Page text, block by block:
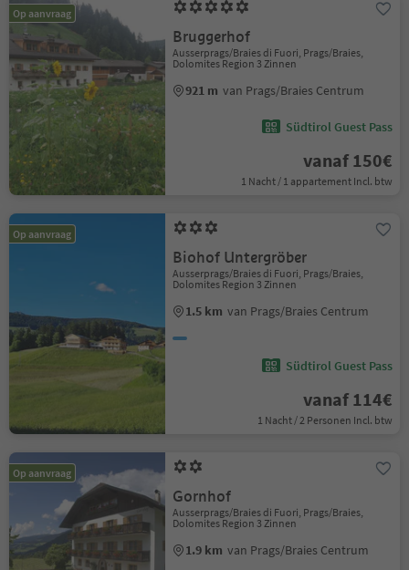
Op aanvraag
Bruggerhof
Ausserprags/Braies di Fuori, Prags/Braies,
Dolomites Region 3 Zinnen
921 m van Prags/Braies Centrum
Südtirol Guest Pass
vanaf 150€
1 Nacht / 1 appartement Incl. btw
Op aanvraag
Biohof Untergröber
Ausserprags/Braies di Fuori, Prags/Braies,
Dolomites Region 3 Zinnen
1.5 km van Prags/Braies Centrum
Südtirol Guest Pass
vanaf 114€
1 Nacht / 2 Personen Incl. btw
Op aanvraag
Gornhof
Ausserprags/Braies di Fuori, Prags/Braies,
Dolomites Region 3 Zinnen
1.9 km van Prags/Braies Centrum